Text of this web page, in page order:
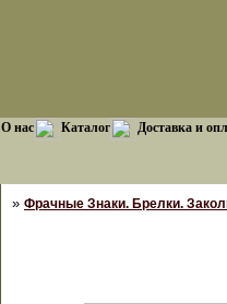
О нас Каталог Доставка и
» Фрачные Знаки. Брелки.